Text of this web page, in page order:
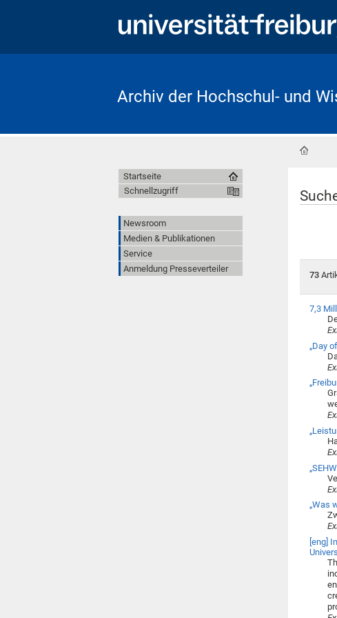
Archiv der Hochschul- und
73
7,3
„Day
„Was
[eng]
Startseite
Schnellzugriff
Newsroom
Medien & Publikationen
Service
Anmeldung Presseverteiler